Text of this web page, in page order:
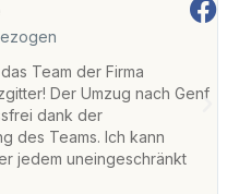
Team der Firma
Der Umzug nach Genf
dank der
des Teams. Ich kann
jedem uneingeschränkt